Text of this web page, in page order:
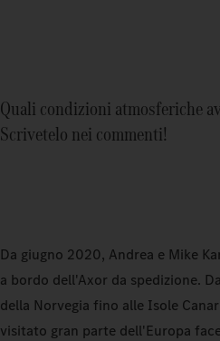
Quali condizioni atmosferiche
Scrivetelo nei commenti!
Da giugno 2020, Andrea e Mike
a bordo dell'Axor da spedizione.
della Norvegia fino alle Isole
visitato gran parte dell'Europa